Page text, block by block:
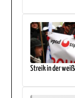
Streik in der